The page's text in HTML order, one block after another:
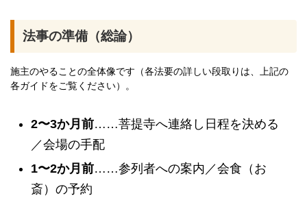
法事の準備（総論）
施主のやることの全体像です（各法要の詳しい段取りは、上記の
各ガイドをご覧ください）。
2〜3か月前……菩提寺へ連絡し日程を決める
／会場の手配
1〜2か月前……参列者への案内／会食（お
斎）の予約